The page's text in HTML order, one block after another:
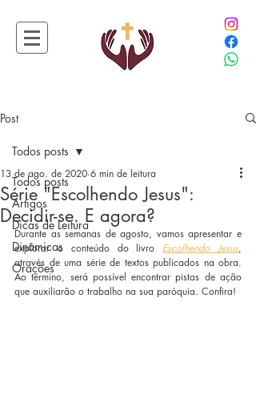
Post
Todos posts
Artigos
Dicas de Leitura
Dinâmicas
Orações
Todos posts
Série "Escolhendo Jesus":
Decidir-se. E agora?
13 de ago. de 2020 6 min de leitura
Durante as semanas de agosto, vamos apresentar e
explorar o conteúdo do livro Escolhendo Jesus,
através de uma série de textos publicados na obra.
Ao término, será possível encontrar pistas de ação
que auxiliarão o trabalho na sua paróquia. Confira!